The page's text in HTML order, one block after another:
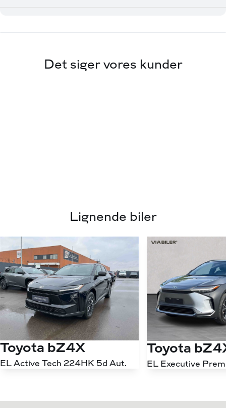
Det siger vores kunder
Lignende biler
Toyota bZ4X
EL Active Tech 224HK 5d Aut.
Toyota